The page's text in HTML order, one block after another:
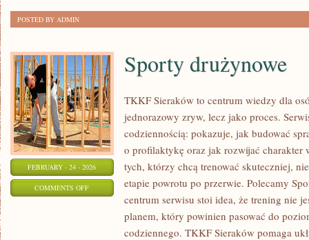
POSTED BY ADMIN
FEBRUARY - 24 - 2026
COMMENTS OFFON
DRUŻYNOWE
Sporty drużynowe
TKKF Sieraków to centrum wiedzy dla
jednorazowy zryw, lecz jako proces.
codziennością: pokazuje, jak budować
o profilaktykę oraz jak rozwijać charakter
tych, którzy chcą trenować skuteczniej,
etapie powrotu po przerwie. Polecamy
centrum serwisu stoi idea, że trening nie
planem, który powinien pasować do
codziennego. TKKF Sieraków pomaga